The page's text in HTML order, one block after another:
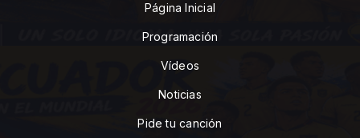
Página Inicial
Programación
Vídeos
Noticias
Pide tu canción